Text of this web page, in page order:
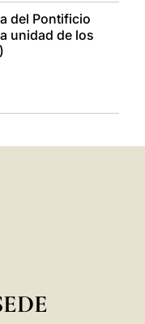
del Pontificio
unidad de los